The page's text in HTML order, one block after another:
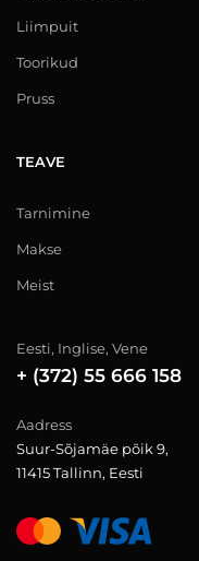
Liimpuit
Toorikud
Pruss
TEAVE
Tarnimine
Makse
Meist
Eesti, Inglise, Vene
+ (372) 55 666 158
Aadress
Suur-Sõjamäe põik 9,
11415 Tallinn, Eesti